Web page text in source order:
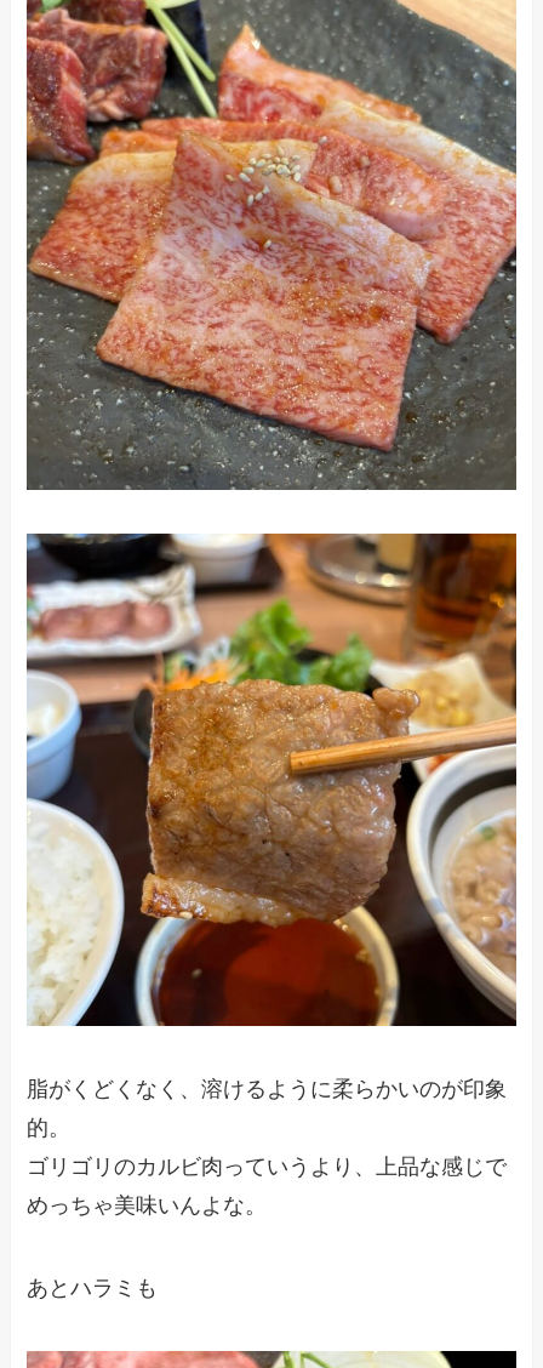
脂がくどくなく、溶けるように柔らかいのが印象
的。
ゴリゴリのカルビ肉っていうより、上品な感じで
めっちゃ美味いんよな。
あとハラミも